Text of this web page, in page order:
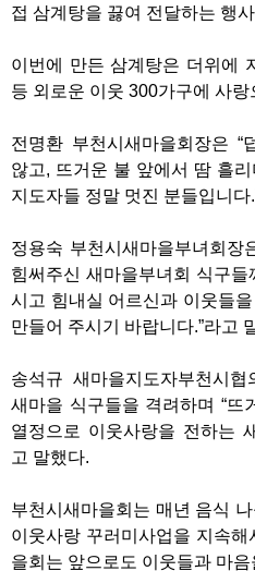
접 삼계탕을 끓여 전달하는 행
이번에 만든 삼계탕은 더위에
등 외로운 이웃 300가구에 사랑
전명환 부천시새마을회장은 “
않고, 뜨거운 불 앞에서 땀 흘
지도자들 정말 멋진 분들입니
정용숙 부천시새마을부녀회장
힘써주신 새마을부녀회 식구
시고 힘내실 어르신과 이웃들
만들어 주시기 바랍니다.”라고
송석규 새마을지도자부천시
새마을 식구들을 격려하며 “뜨
열정으로 이웃사랑을 전하는
고 말했다.
부천시새마을회는 매년 음식
이웃사랑 꾸러미사업을 지속
을회는 앞으로도 이웃들과 마